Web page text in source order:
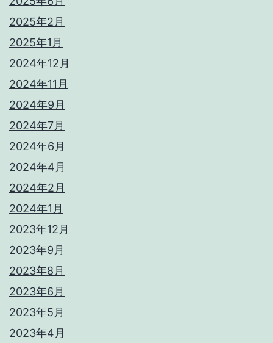
2025年2月
2025年1月
2024年12月
2024年11月
2024年9月
2024年7月
2024年6月
2024年4月
2024年2月
2024年1月
2023年12月
2023年9月
2023年8月
2023年6月
2023年5月
2023年4月